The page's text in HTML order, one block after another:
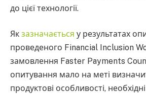
до цієї технології.
Як зазначається у результатах
проведеного Financial Inclusion
замовлення Faster Payments
опитування мало на меті
продуктові особливості,